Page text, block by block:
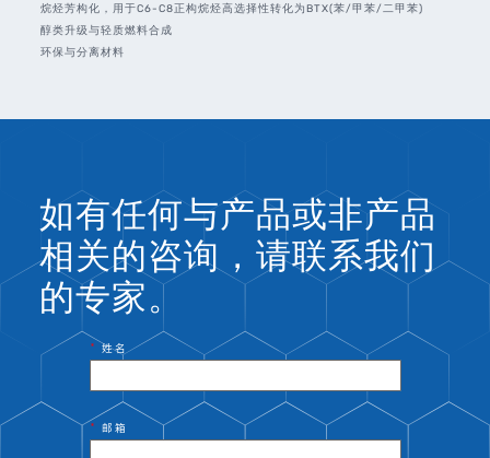
烷烃芳构化，用于C6-C8正构烷烃高选择性转化为BTX(苯/甲苯/二甲苯)
醇类升级与轻质燃料合成
环保与分离材料
如有任何与产品或非产品
相关的咨询，请联系我们
的专家。
* 姓名
* 邮箱